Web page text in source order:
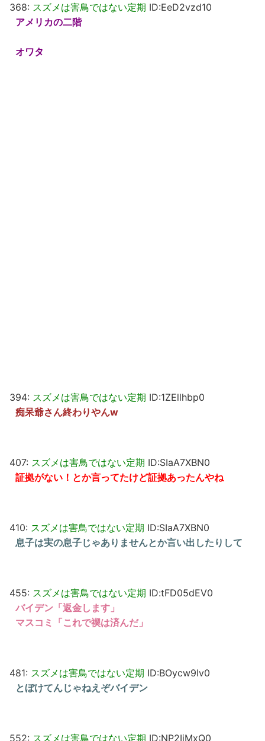
368: スズメは害鳥ではない定期 ID:EeD2vzd10
アメリカの二階
オワタ
394: スズメは害鳥ではない定期 ID:1ZEllhbp0
痴呆爺さん終わりやんw
407: スズメは害鳥ではない定期 ID:SIaA7XBN0
証拠がない！とか言ってたけど証拠あったんやね
410: スズメは害鳥ではない定期 ID:SIaA7XBN0
息子は実の息子じゃありませんとか言い出したりして
455: スズメは害鳥ではない定期 ID:tFD05dEV0
バイデン「返金します」
マスコミ「これで禊は済んだ」
481: スズメは害鳥ではない定期 ID:BOycw9Iv0
とぼけてんじゃねえぞバイデン
552: スズメは害鳥ではない定期 ID:NP2IjMxQ0